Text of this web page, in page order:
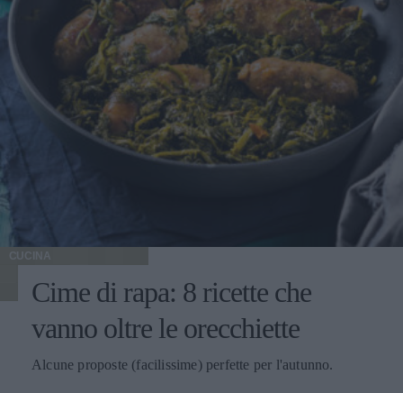
CUCINA
Cime di rapa: 8 ricette che
vanno oltre le orecchiette
Alcune proposte (facilissime) perfette per l'autunno.